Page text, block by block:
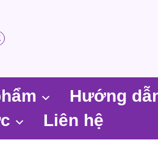
Hướng
Liên hệ